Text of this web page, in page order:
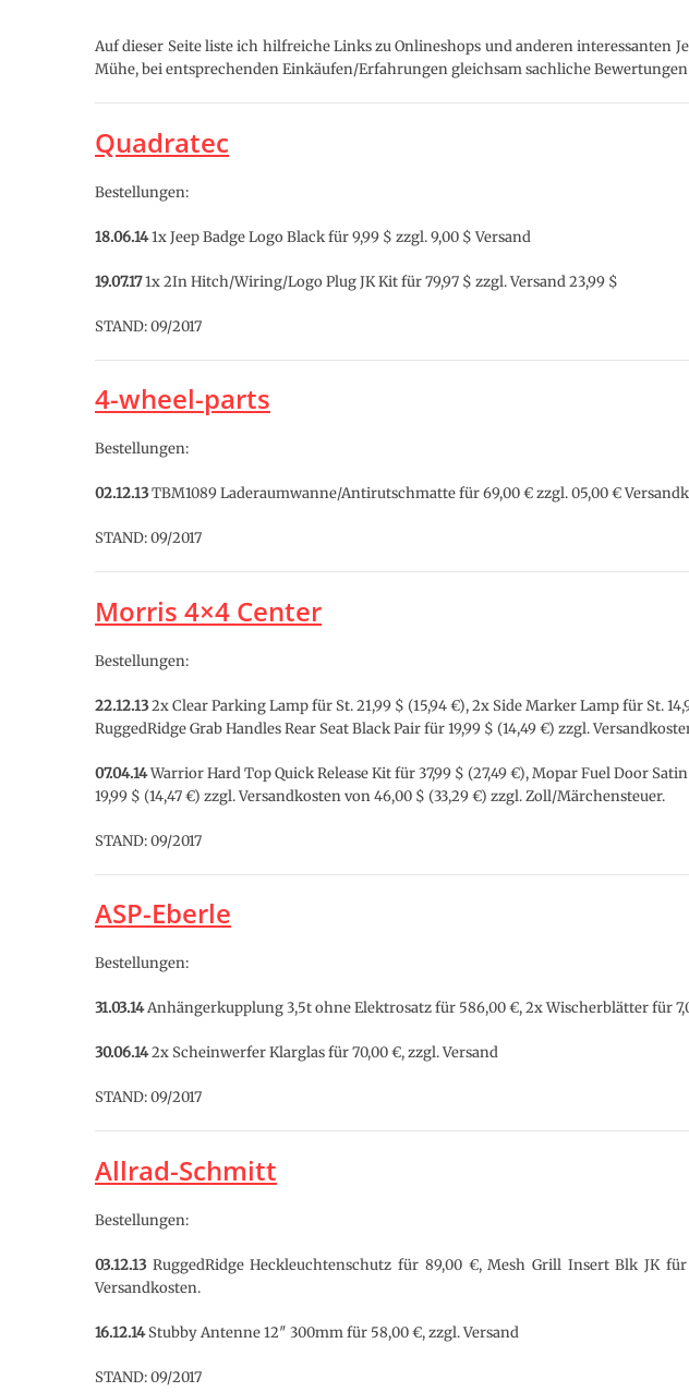
Auf dieser Seite liste ich hilfreiche Links zu Onlineshops und anderen interessanten
Mühe, bei entsprechenden Einkäufen/Erfahrungen gleichsam sachliche
Quadratec
Bestellungen:
18.06.141x Jeep Badge Logo Black für 9,99 $ zzgl. 9,00 $ Versand
19.07.171x 2In Hitch/Wiring/Logo Plug JK Kit für 79,97 $ zzgl. Versand 23,99 $
STAND: 09/2017
4-wheel-parts
Bestellungen:
02.12.13TBM1089 Laderaumwanne/Antirutschmatte für 69,00 € zzgl. 05,00 €
STAND: 09/2017
Morris 4×4 Center
Bestellungen:
22.12.132x Clear Parking Lamp für St. 21,99 $ (15,94 €), 2x Side Marker Lamp für St.
RuggedRidge Grab Handles Rear Seat Black Pair für 19,99 $ (14,49 €) zzgl.
07.04.14Warrior Hard Top Quick Release Kit für 37,99 $ (27,49 €), Mopar Fuel Door
19,99 $ (14,47 €) zzgl. Versandkosten von 46,00 $ (33,29 €) zzgl. Zoll/Märchensteuer.
STAND: 09/2017
ASP-Eberle
Bestellungen:
31.03.14Anhängerkupplung 3,5t ohne Elektrosatz für 586,00 €, 2x Wischerblätter für
30.06.142x Scheinwerfer Klarglas für 70,00 €, zzgl. Versand
STAND: 09/2017
Allrad-Schmitt
Bestellungen:
03.12.13RuggedRidge Heckleuchtenschutz für 89,00 €, Mesh Grill Insert Blk JK
Versandkosten.
16.12.14Stubby Antenne 12″ 300mm für 58,00 €, zzgl. Versand
STAND: 09/2017